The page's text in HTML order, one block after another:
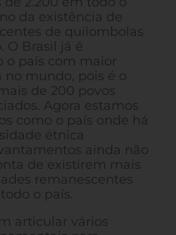
da existência de
de quilombolas
O Brasil já é
o país com maior
mundo, pois é o
de 200 povos
Agora estamos
como o país onde há
étnica
ainda não
de existirem mais
remanescentes
o país.
articular vários